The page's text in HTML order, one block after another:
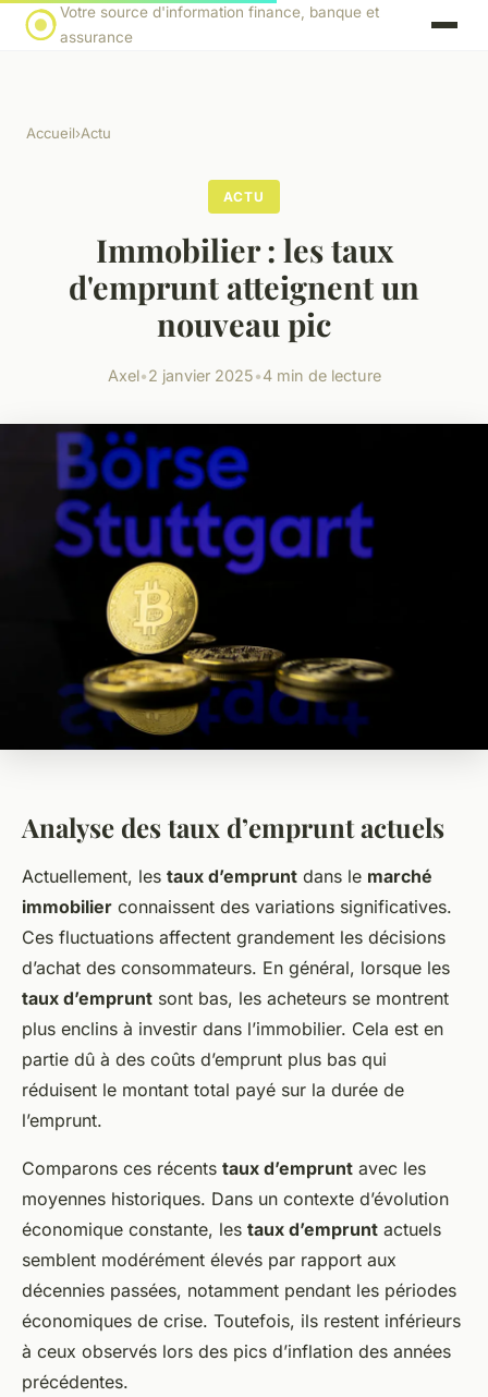
Votre source d'information finance, banque et
assurance
Accueil›Actu
ACTU
Immobilier : les taux
d'emprunt atteignent un
nouveau pic
Axel•2 janvier 2025•4 min de lecture
Analyse des taux d’emprunt actuels
Actuellement, les taux d’emprunt dans le marché
immobilier connaissent des variations significatives.
Ces fluctuations affectent grandement les décisions
d’achat des consommateurs. En général, lorsque les
taux d’emprunt sont bas, les acheteurs se montrent
plus enclins à investir dans l’immobilier. Cela est en
partie dû à des coûts d’emprunt plus bas qui
réduisent le montant total payé sur la durée de
l’emprunt.
Comparons ces récents taux d’emprunt avec les
moyennes historiques. Dans un contexte d’évolution
économique constante, les taux d’emprunt actuels
semblent modérément élevés par rapport aux
décennies passées, notamment pendant les périodes
économiques de crise. Toutefois, ils restent inférieurs
à ceux observés lors des pics d’inflation des années
précédentes.